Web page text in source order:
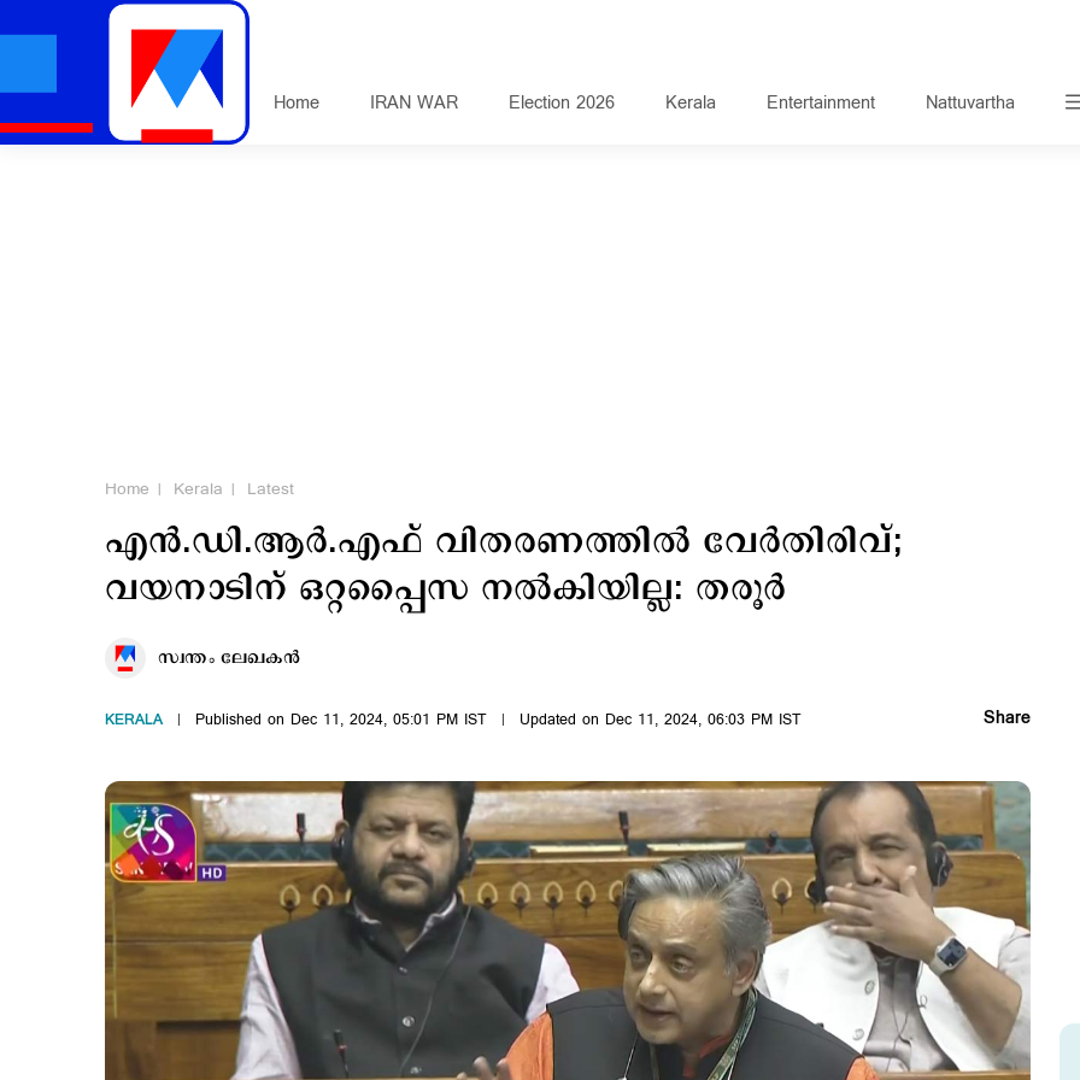
Home IRAN WAR Election 2026 Kerala Entertainment Nattuvartha
Home Kerala Latest
എന്‍.ഡി.ആര്‍.എഫ് വിതരണത്തില്‍ വേര്‍തിരിവ്;
വയനാടിന് ഒറ്റപ്പൈസ നല്‍കിയില്ല: തരൂര്‍
സ്വന്തം ലേഖകൻ
KERALA Published on Dec 11, 2024, 05:01 PM IST Updated on Dec 11, 2024, 06:03 PM IST Share